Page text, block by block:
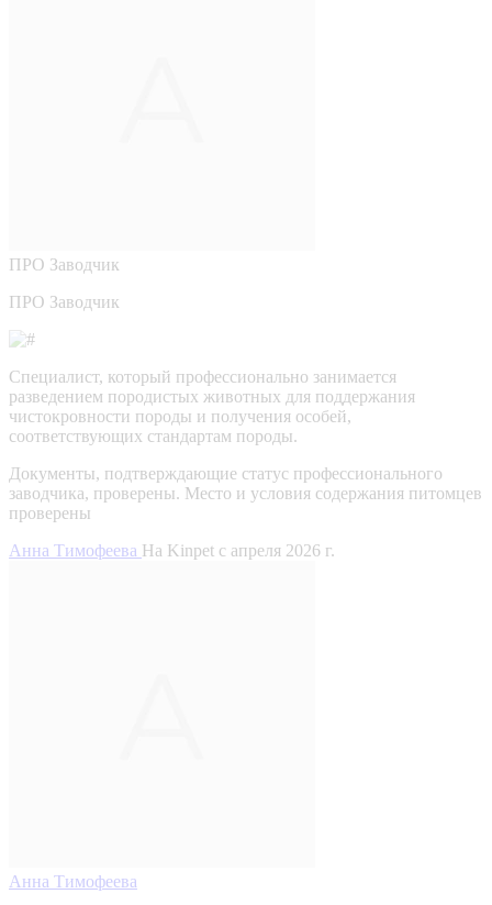
ПРО Заводчик
ПРО Заводчик
Специалист, который профессионально занимается
разведением породистых животных для поддержания
чистокровности породы и получения особей,
соответствующих стандартам породы.
Документы, подтверждающие статус профессионального
заводчика, проверены. Место и условия содержания питомцев
проверены
Анна Тимофеева На Kinpet c апреля 2026 г.
Анна Тимофеева